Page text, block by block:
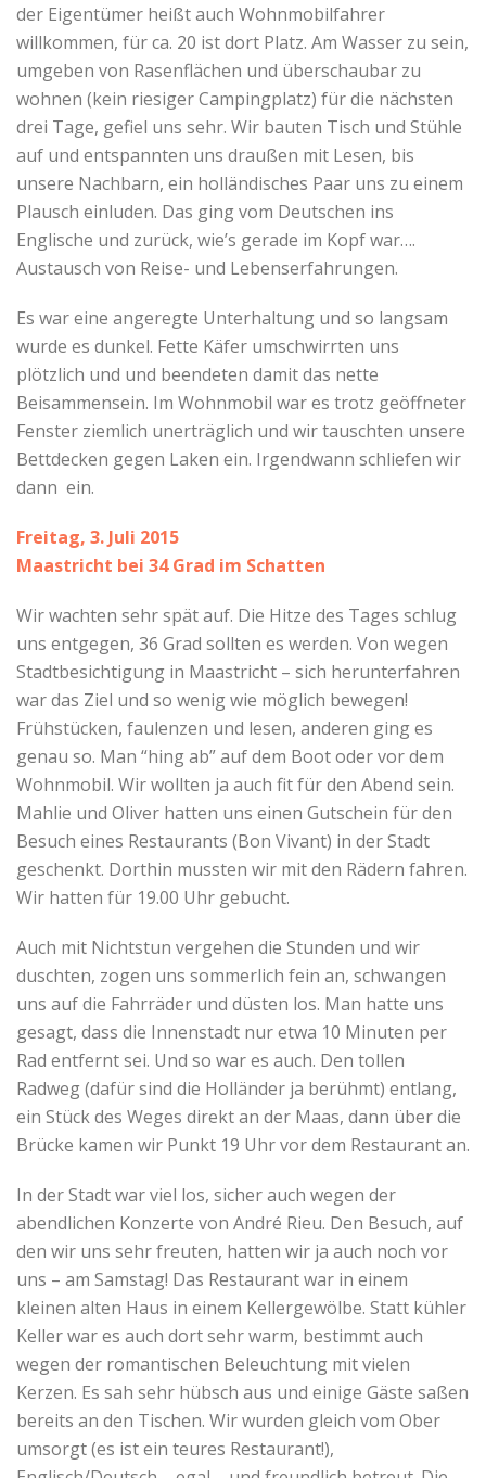
der Eigentümer heißt auch Wohnmobilfahrer
willkommen, für ca. 20 ist dort Platz. Am Wasser zu sein,
umgeben von Rasenflächen und überschaubar zu
wohnen (kein riesiger Campingplatz) für die nächsten
drei Tage, gefiel uns sehr. Wir bauten Tisch und Stühle
auf und entspannten uns draußen mit Lesen, bis
unsere Nachbarn, ein holländisches Paar uns zu einem
Plausch einluden. Das ging vom Deutschen ins
Englische und zurück, wie’s gerade im Kopf war….
Austausch von Reise- und Lebenserfahrungen.
Es war eine angeregte Unterhaltung und so langsam
wurde es dunkel. Fette Käfer umschwirrten uns
plötzlich und und beendeten damit das nette
Beisammensein. Im Wohnmobil war es trotz geöffneter
Fenster ziemlich unerträglich und wir tauschten unsere
Bettdecken gegen Laken ein. Irgendwann schliefen wir
dann ein.
Freitag, 3. Juli 2015
Maastricht bei 34 Grad im Schatten
Wir wachten sehr spät auf. Die Hitze des Tages schlug
uns entgegen, 36 Grad sollten es werden. Von wegen
Stadtbesichtigung in Maastricht – sich herunterfahren
war das Ziel und so wenig wie möglich bewegen!
Frühstücken, faulenzen und lesen, anderen ging es
genau so. Man “hing ab” auf dem Boot oder vor dem
Wohnmobil. Wir wollten ja auch fit für den Abend sein.
Mahlie und Oliver hatten uns einen Gutschein für den
Besuch eines Restaurants (Bon Vivant) in der Stadt
geschenkt. Dorthin mussten wir mit den Rädern fahren.
Wir hatten für 19.00 Uhr gebucht.
Auch mit Nichtstun vergehen die Stunden und wir
duschten, zogen uns sommerlich fein an, schwangen
uns auf die Fahrräder und düsten los. Man hatte uns
gesagt, dass die Innenstadt nur etwa 10 Minuten per
Rad entfernt sei. Und so war es auch. Den tollen
Radweg (dafür sind die Holländer ja berühmt) entlang,
ein Stück des Weges direkt an der Maas, dann über die
Brücke kamen wir Punkt 19 Uhr vor dem Restaurant an.
In der Stadt war viel los, sicher auch wegen der
abendlichen Konzerte von André Rieu. Den Besuch, auf
den wir uns sehr freuten, hatten wir ja auch noch vor
uns – am Samstag! Das Restaurant war in einem
kleinen alten Haus in einem Kellergewölbe. Statt kühler
Keller war es auch dort sehr warm, bestimmt auch
wegen der romantischen Beleuchtung mit vielen
Kerzen. Es sah sehr hübsch aus und einige Gäste saßen
bereits an den Tischen. Wir wurden gleich vom Ober
umsorgt (es ist ein teures Restaurant!),